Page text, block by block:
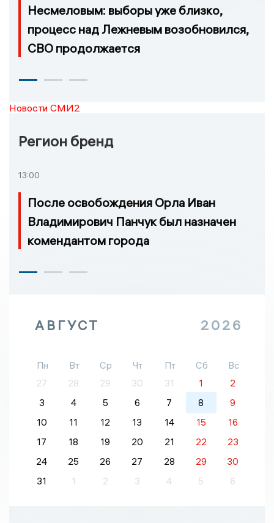
Несмеловым: выборы уже близко,
процесс над Лежневым возобновился,
СВО продолжается
Новости СМИ2
Регион бренд
13:00
После освобождения Орла Иван
Владимирович Панчук был назначен
комендантом города
АВГУСТ 2026
Пн Вт Ср Чт Пт Сб
Вс
27
28 29 30 31 1
2
3
4 5 6 7 8
9
10
11 12 13 14 15
16
17
18 19 20 21 22
23
24
25 26 27 28 29
30
31
1 2 3 4 5 6